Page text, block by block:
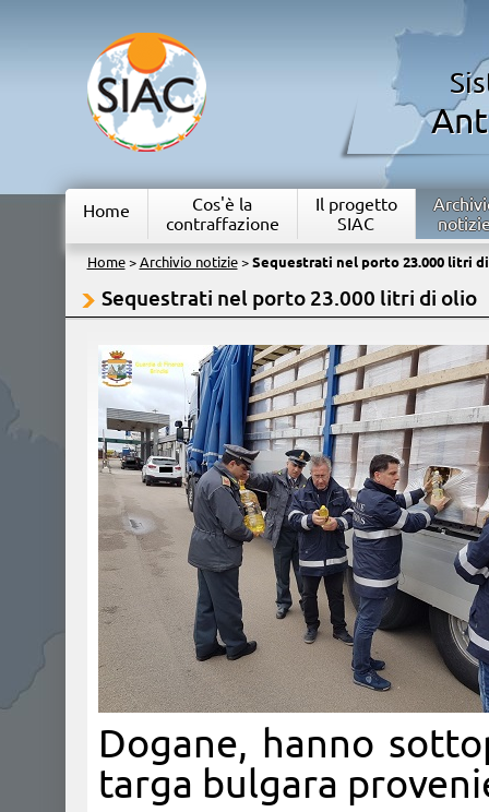
Home
Cos'è la
contraffazione
Il progetto
SIAC
Home> Archivio notizie> Sequestrati nel porto 23.000 litri
Sequestrati nel porto 23.000 litri di olio
Dogane, hanno
targa bulgara